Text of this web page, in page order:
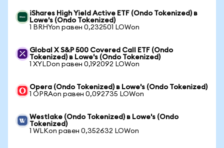
iShares High Yield Active ETF (Ondo Tokenized) в
Lowe's (Ondo Tokenized)
1 BRHYon равен 0,232501 LOWon
Global X S&P 500 Covered Call ETF (Ondo
Tokenized) в Lowe's (Ondo Tokenized)
1 XYLDon равен 0,192092 LOWon
Opera (Ondo Tokenized) в Lowe's (Ondo Tokenized)
1 OPRAon равен 0,092735 LOWon
Westlake (Ondo Tokenized) в Lowe's (Ondo
Tokenized)
1 WLKon равен 0,352632 LOWon